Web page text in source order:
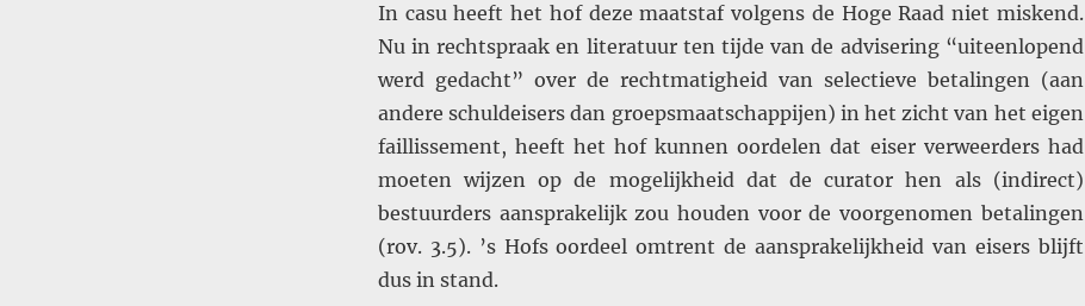
In casu heeft het hof deze maatstaf volgens de Hoge Raad niet miskend.
Nu in rechtspraak en literatuur ten tijde van de advisering “uiteenlopend
werd gedacht” over de rechtmatigheid van selectieve betalingen (aan
andere schuldeisers dan groepsmaatschappijen) in het zicht van het eigen
faillissement, heeft het hof kunnen oordelen dat eiser verweerders had
moeten wijzen op de mogelijkheid dat de curator hen als (indirect)
bestuurders aansprakelijk zou houden voor de voorgenomen betalingen
(rov. 3.5). ’s Hofs oordeel omtrent de aansprakelijkheid van eisers blijft
dus in stand.